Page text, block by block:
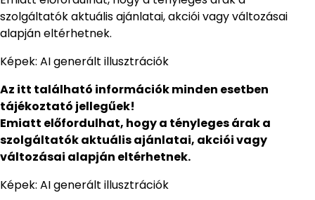
szolgáltatók aktuális ajánlatai, akciói vagy változásai
alapján eltérhetnek.
Képek: AI generált illusztrációk
Az itt található információk minden esetben
tájékoztató jellegűek!
Emiatt előfordulhat, hogy a tényleges árak a
szolgáltatók aktuális ajánlatai, akciói vagy
változásai alapján eltérhetnek.
Képek: AI generált illusztrációk